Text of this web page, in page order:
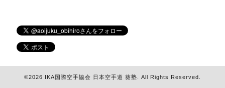
©2026 IKA国際空手協会 日本空手道 葵塾 . All Rights Reserved.